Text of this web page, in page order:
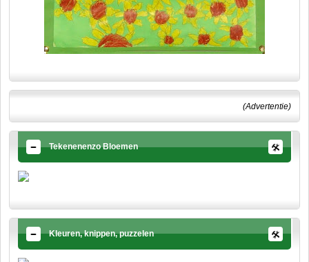
(Advertentie)
Tekenenenzo Bloemen
Kleuren, knippen, puzzelen